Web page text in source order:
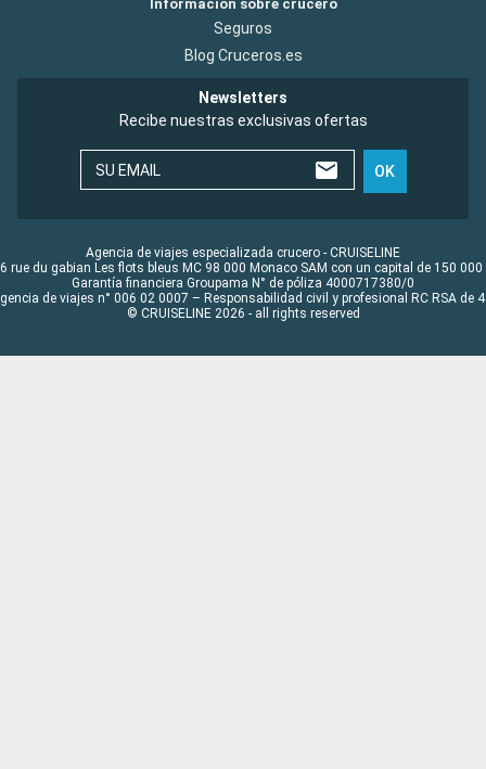
Información sobre crucero
Seguros
Blog Cruceros.es
Newsletters
Recibe nuestras exclusivas ofertas
SU EMAIL OK
Agencia de viajes especializada crucero - CRUISELINE
rue du gabian Les flots bleus MC 98 000 Monaco SAM con un capital de 150 000
Garantía financiera Groupama N° de póliza 4000717380/0
de viajes n° 006 02 0007 – Responsabilidad civil y profesional RC RSA de
© CRUISELINE 2026 - all rights reserved